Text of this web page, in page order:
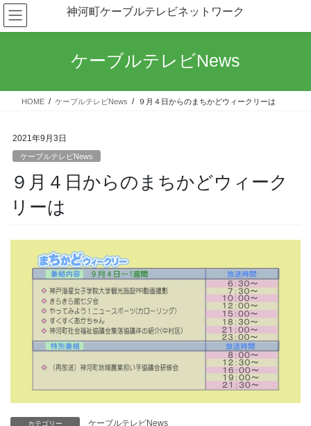
コ
ン
テ
ス
ナ
ビ
ゲ
ン
神河町ケーブルテレビネットワーク
ケーブルテレビNews
HOME ケーブルテレビNews ９月４日からのまちかどウィークリーは
2021年9月3日
ケーブルテレビNews
９月４日からのまちかどウィーク
リーは
カテゴリー ケーブルテレビNews